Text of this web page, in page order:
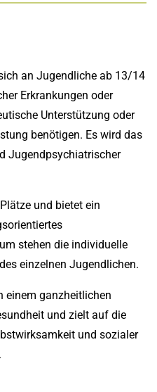
an Jugendliche ab 13/14
Erkrankungen oder
Unterstützung oder
benötigen. Es wird das
Jugendpsychiatrischer
und bietet ein
stehen die individuelle
einzelnen Jugendlichen.
einem ganzheitlichen
und zielt auf die
und sozialer